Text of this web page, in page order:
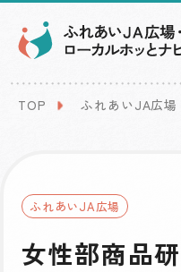
TOP ふれあいJA広場
ふれあいJA広場
女性部商品